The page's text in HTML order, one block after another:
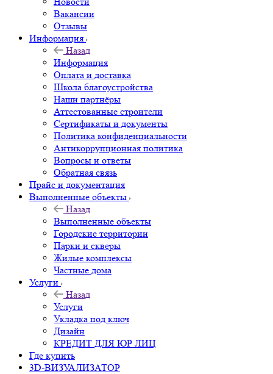
Вакансии
Отзывы
Информация
Назад
Информация
Оплата и доставка
Школа благоустройства
Наши партнёры
Аттестованные строители
Сертификаты и документы
Политика конфиденциальности
Антикоррупционная политика
Вопросы и ответы
Обратная связь
Прайс и документация
Выполненные объекты
Назад
Выполненные объекты
Городские территории
Парки и скверы
Жилые комплексы
Частные дома
Услуги
Назад
Услуги
Укладка под ключ
Дизайн
КРЕДИТ ДЛЯ ЮР ЛИЦ
Где купить
3D-ВИЗУАЛИЗАТОР